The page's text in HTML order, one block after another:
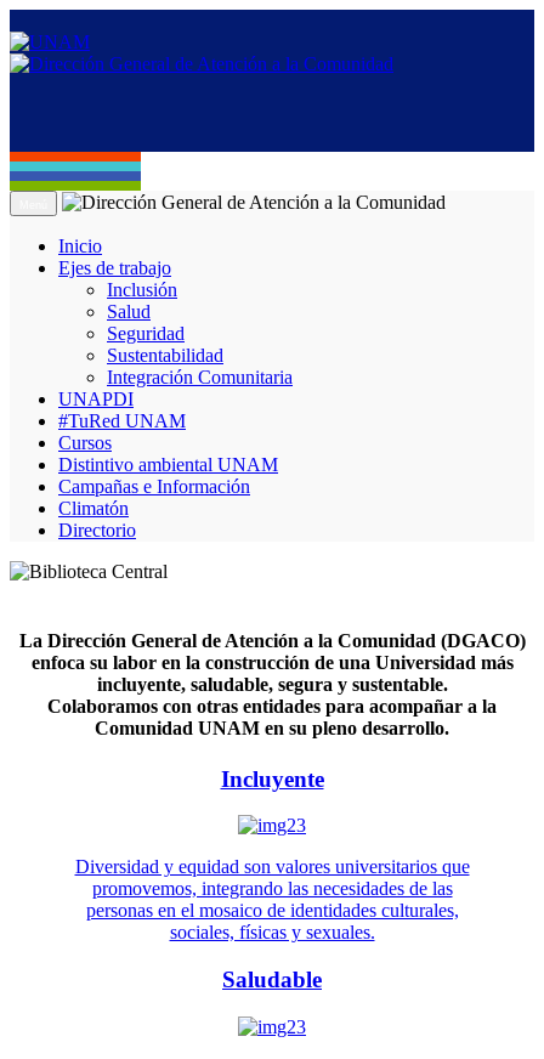
Inicio
Ejes de trabajo
Inclusión
Salud
Seguridad
Sustentabilidad
Integración Comunitaria
UNAPDI
#TuRed UNAM
Cursos
Distintivo ambiental UNAM
Campañas e Información
Climatón
Directorio
La Dirección General de Atención a la Comunidad (DGACO)
enfoca su labor en la construcción de una Universidad más
incluyente, saludable, segura y sustentable.
Colaboramos con otras entidades para acompañar a la
Comunidad UNAM en su pleno desarrollo.
Incluyente
Diversidad y equidad son valores universitarios que
promovemos, integrando las necesidades de las
personas en el mosaico de identidades culturales,
sociales, físicas y sexuales.
Saludable